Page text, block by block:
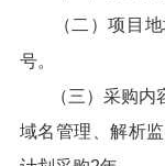
（二）项目
号。
（三）采购
域名管理、解析